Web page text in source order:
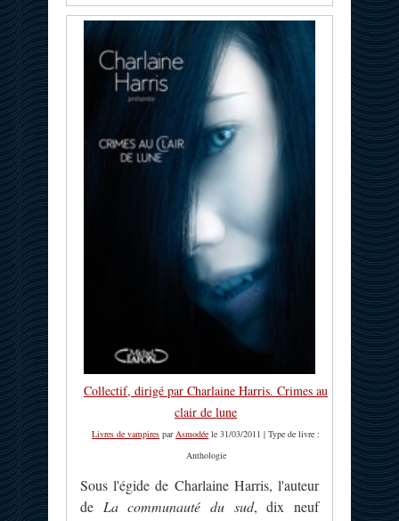
Collectif, dirigé par Charlaine Harris. Crimes au
clair de lune
Livres de vampires parAsmodée le 31/03/2011 | Type de livre :
Anthologie
Sous l'égide de Charlaine Harris, l'auteur
de La communauté du sud, dix neuf